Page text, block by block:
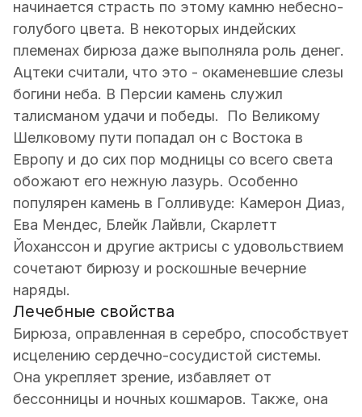
начинается страсть по этому камню небесно-
голубого цвета. В некоторых индейских
племенах бирюза даже выполняла роль денег.
Ацтеки считали, что это - окаменевшие слезы
богини неба. В Персии камень служил
талисманом удачи и победы. По Великому
Шелковому пути попадал он с Востока в
Европу и до сих пор модницы со всего света
обожают его нежную лазурь. Особенно
популярен камень в Голливуде: Камерон Диаз,
Ева Мендес, Блейк Лайвли, Скарлетт
Йоханссон и другие актрисы с удовольствием
сочетают бирюзу и роскошные вечерние
наряды.
Лечебные свойства
Бирюза, оправленная в серебро, способствует
исцелению сердечно-сосудистой системы.
Она укрепляет зрение, избавляет от
бессонницы и ночных кошмаров. Также, она